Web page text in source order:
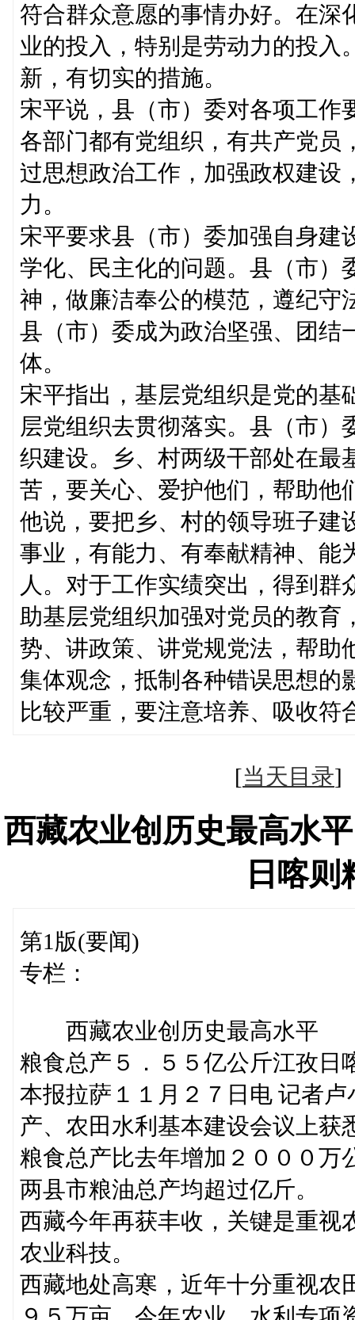
符合群众意愿的事情办好。在深
业的投入，特别是劳动力的投入
新，有切实的措施。
宋平说，县（市）委对各项工作
各部门都有党组织，有共产党员
过思想政治工作，加强政权建设
力。
宋平要求县（市）委加强自身建
学化、民主化的问题。县（市）
神，做廉洁奉公的模范，遵纪守
县（市）委成为政治坚强、团结
体。
宋平指出，基层党组织是党的基
层党组织去贯彻落实。县（市）
织建设。乡、村两级干部处在最
苦，要关心、爱护他们，帮助他
他说，要把乡、村的领导班子建
事业，有能力、有奉献精神、能
人。对于工作实绩突出，得到
助基层党组织加强对党员的教育
势、讲政策、讲党规党法，帮助
集体观念，抵制各种错误思想的
比较严重，要注意培养、吸收符
[当天目录
西藏农业创历史最高水
日喀则
第1版(要闻)
专栏：
西藏农业创历史最高水平
粮食总产５．５５亿公斤江孜日
本报拉萨１１月２７日电 记者
产、农田水利基本建设会议上获
粮食总产比去年增加２０００万
两县市粮油总产均超过亿斤。
西藏今年再获丰收，关键是重视
农业科技。
西藏地处高寒，近年十分重视农